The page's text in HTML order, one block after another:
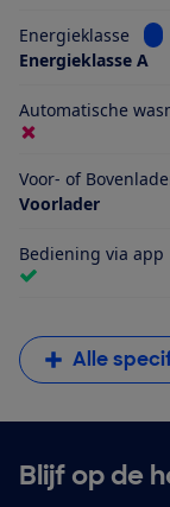
Energieklasse
Energieklasse A
Automatische
Voor- of
Voorlader
Bediening via app
Alle
Blijf op de